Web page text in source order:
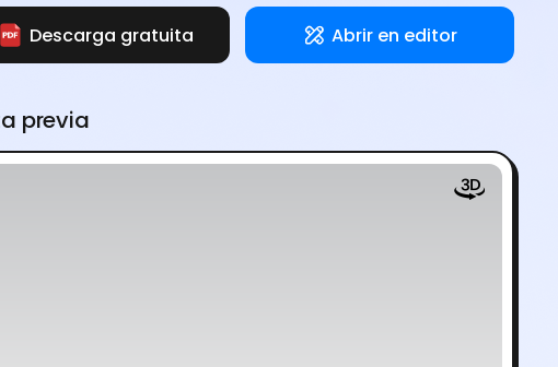
Descarga gratuita Abrir en editor
previa